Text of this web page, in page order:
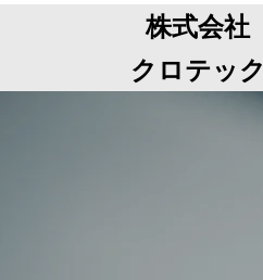
株式会社
クロテック